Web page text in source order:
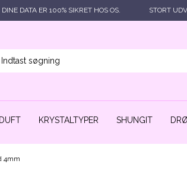
DINE DATA ER 100% SIKRET HOS OS. STORT
KRYSTALTYPER SHUNGIT
4mm